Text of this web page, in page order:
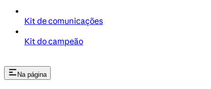
Kit de comunicações
Kit do campeão
Na página